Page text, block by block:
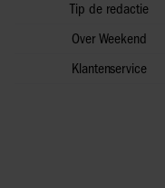
Tip de redactie
Over Weekend
Klantenservice